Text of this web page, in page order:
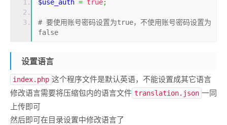
$use_auth = true;
# 要使用账号密码设置为true，不使用账号密码设置为
false
设置语言
index.php 这个程序文件是默认英语，不能设置成其它语言
修改语言需要将压缩包内的语言文件 translation.json 一同
上传即可
然后即可在目录设置中修改语言了